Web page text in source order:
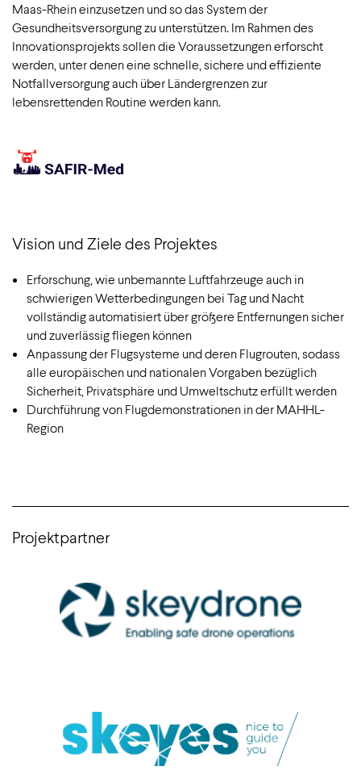
Maas-Rhein einzusetzen und so das System der
Gesundheitsversorgung zu unterstützen. Im Rahmen des
Innovationsprojekts sollen die Voraussetzungen erforscht
werden, unter denen eine schnelle, sichere und effiziente
Notfallversorgung auch über Ländergrenzen zur
lebensrettenden Routine werden kann.
Vision und Ziele des Projektes
Erforschung, wie unbemannte Luftfahrzeuge auch in
schwierigen Wetterbedingungen bei Tag und Nacht
vollständig automatisiert über größere Entfernungen sicher
und zuverlässig fliegen können
Anpassung der Flugsysteme und deren Flugrouten, sodass
alle europäischen und nationalen Vorgaben bezüglich
Sicherheit, Privatsphäre und Umweltschutz erfüllt werden
Durchführung von Flugdemonstrationen in der MAHHL-
Region
Projektpartner